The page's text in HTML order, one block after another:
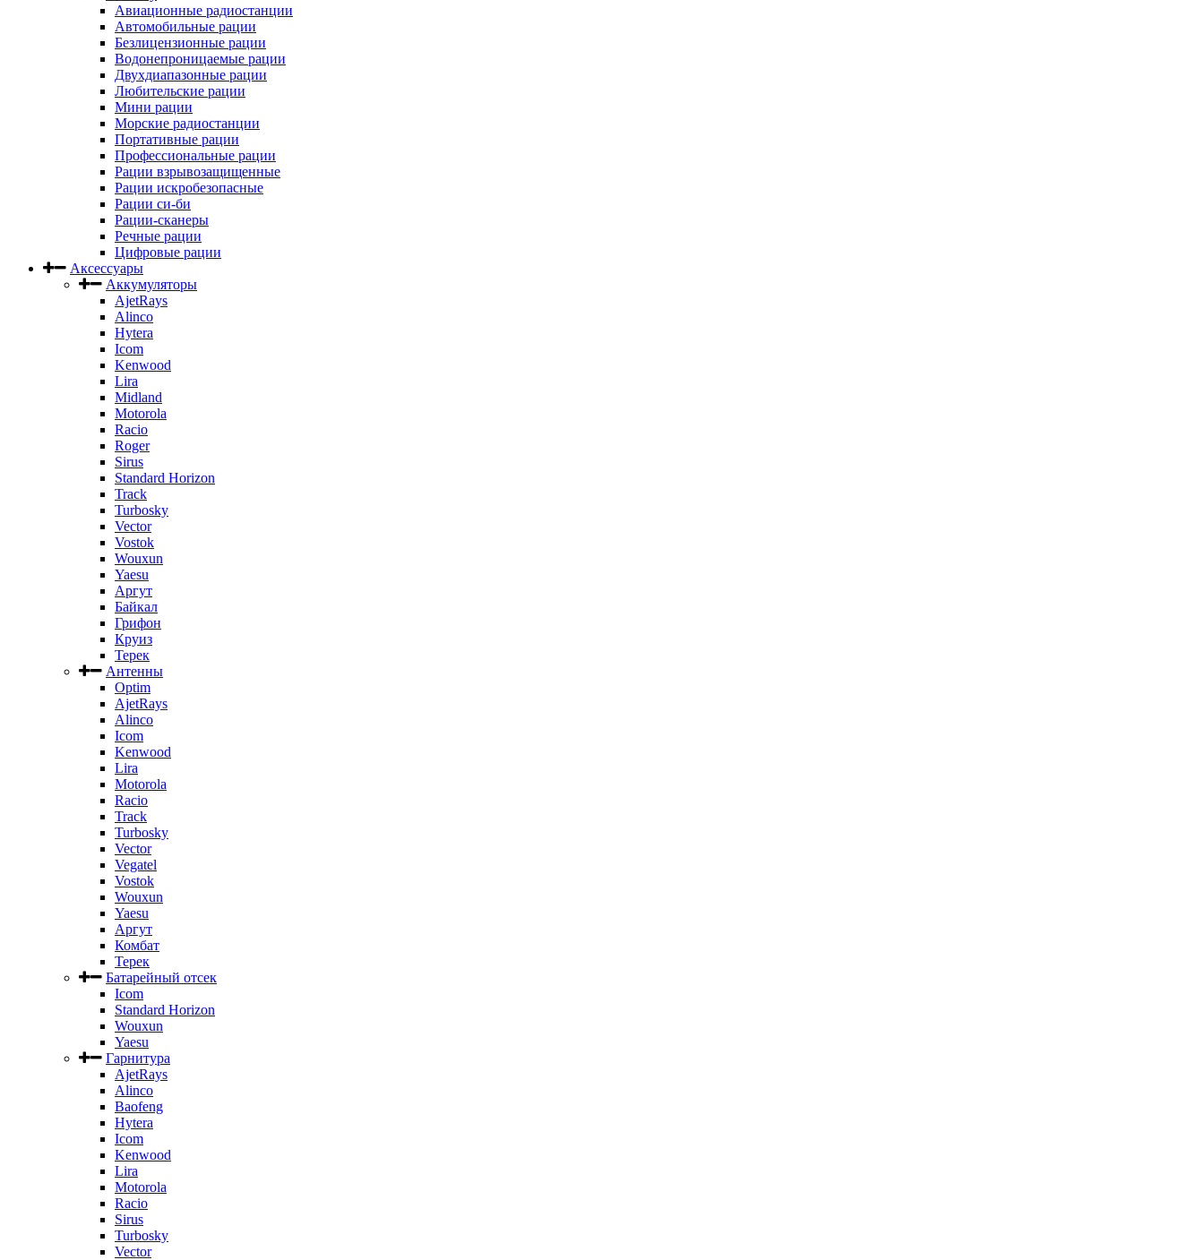
Авиационные радиостанции
Автомобильные рации
Безлицензионные рации
Водонепроницаемые рации
Двухдиапазонные рации
Любительские рации
Мини рации
Морские радиостанции
Портативные рации
Профессиональные рации
Рации взрывозащищенные
Рации искробезопасные
Рации си-би
Рации-сканеры
Речные рации
Цифровые рации
Аксессуары
Аккумуляторы
AjetRays
Alinco
Hytera
Icom
Kenwood
Lira
Midland
Motorola
Racio
Roger
Sirus
Standard Horizon
Track
Turbosky
Vector
Vostok
Wouxun
Yaesu
Аргут
Байкал
Грифон
Круиз
Терек
Антенны
Optim
AjetRays
Alinco
Icom
Kenwood
Lira
Motorola
Racio
Track
Turbosky
Vector
Vegatel
Vostok
Wouxun
Yaesu
Аргут
Комбат
Терек
Батарейный отсек
Icom
Standard Horizon
Wouxun
Yaesu
Гарнитура
AjetRays
Alinco
Baofeng
Hytera
Icom
Kenwood
Lira
Motorola
Racio
Sirus
Turbosky
Vector